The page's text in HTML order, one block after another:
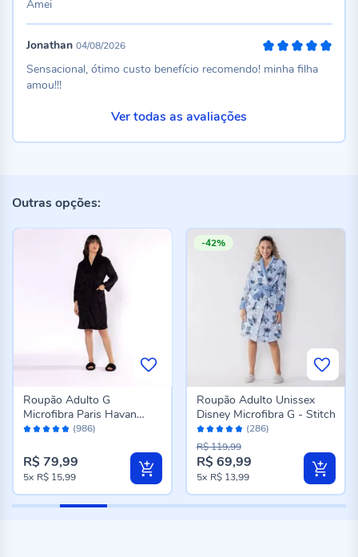
Amei
Jonathan 04/08/2026
Sensacional, ótimo custo benefício recomendo! minha filha
amou!!!
Ver todas as avaliações
Outras opções:
Avaliação: (986)
Roupão Adulto G
Microfibra Paris Havan
Casa - Carbono
R$ 79,99
5x R$ 15,99
-42%
Avaliação:
96%
(286)
Roupão Adulto Unissex
Disney Microfibra G - Stitch
Preço
especial
R$ 69,99
R$ 119,99
5x R$ 13,99